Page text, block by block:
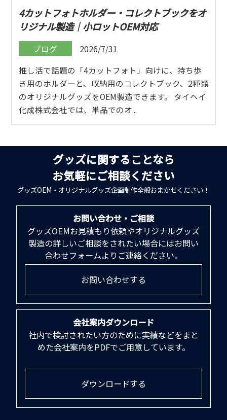
4カットフォトホルダー・コレクトブックをオ
リジナル製造｜小ロットOEM対応
ブログ
2026/7/31
推し活で話題の「4カットフォト」向けに、持ち歩
き用のホルダーと、収納用のコレクトブック、2種類
のオリジナルグッズをOEM製造できます。 タイヘイ
化成株式会社では、単品でのオ...
グッズに関することなら
お気軽にご相談ください
グッズOEM・オリジナルグッズ企画制作全般おまかせください！
お問い合わせ・ご相談
グッズOEMお見積もり依頼やオリジナルグッズ
製造の詳しいご相談をされたい場合にはお問い
合わせフォームよりご連絡ください。
お問い合わせする
会社案内ダウンロード
社内で検討されたい方のために実績などをまと
めた会社案内をPDFでご用意しています。
ダウンロードする